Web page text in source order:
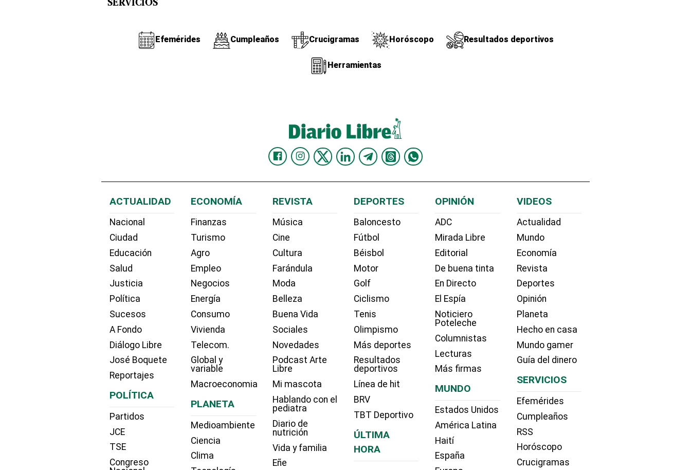
SERVICIOS
Efemérides Cumpleaños Crucigramas Horóscopo Resultados deportivos
Herramientas
ACTUALIDAD
Nacional
Ciudad
Educación
Salud
Justicia
Política
Sucesos
A Fondo
Diálogo Libre
José Boquete
Reportajes
POLÍTICA
Partidos
JCE
TSE
Congreso
ECONOMÍA
Finanzas
Turismo
Agro
Empleo
Negocios
Energía
Consumo
Vivienda
Telecom.
Global y
variable
Macroeconomia
PLANETA
Medioambiente
Ciencia
Clima
REVISTA
Música
Cine
Cultura
Farándula
Moda
Belleza
Buena Vida
Sociales
Novedades
Podcast Arte
Libre
Mi mascota
Hablando con el
pediatra
Diario de
nutrición
Vida y familia
Eñe
DEPORTES
Baloncesto
Fútbol
Béisbol
Motor
Golf
Ciclismo
Tenis
Olimpismo
Más deportes
Resultados
deportivos
Línea de hit
BRV
TBT Deportivo
ÚLTIMA
HORA
OPINIÓN
ADC
Mirada Libre
Editorial
De buena tinta
En Directo
El Espía
Noticiero
Poteleche
Columnistas
Lecturas
Más firmas
MUNDO
Estados Unidos
América Latina
Haití
España
VIDEOS
Actualidad
Mundo
Economía
Revista
Deportes
Opinión
Planeta
Hecho en casa
Mundo gamer
Guía del dinero
SERVICIOS
Efemérides
Cumpleaños
RSS
Horóscopo
Crucigramas